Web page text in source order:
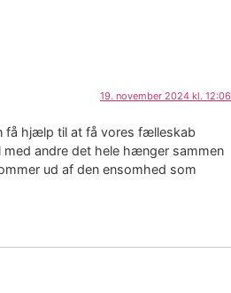
19. november 2024 kl. 12:06
få hjælp til at få vores fælleskab
andre det hele hænger sammen
ud af den ensomhed som